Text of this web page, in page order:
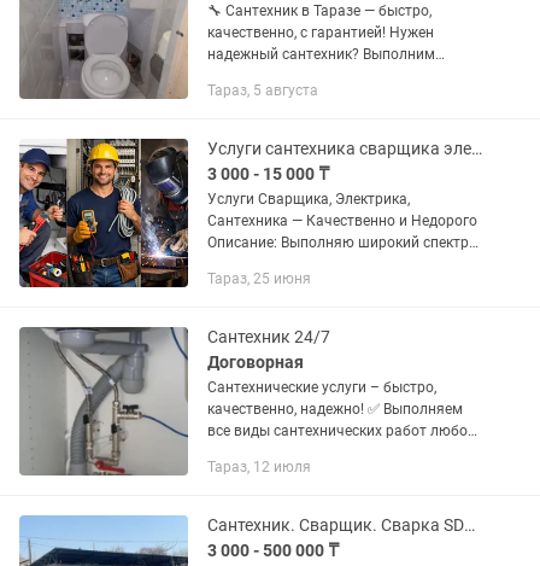
🔧 Сантехник в Таразе — быстро,
качественно, с гарантией! Нужен
надежный сантехник? Выполним
аккуратно и по доступным ценам!
систем...
Тараз, 5 августа
Услуги сантехника сварщика электрика
3 000 - 15 000 ₸
Услуги Сварщика, Электрика,
Сантехника — Качественно и Недорого
Описание: Выполняю широкий спектр
квартирах, частных домах и офисах.
Тараз, 25 июня
Сантехник 24/7
Договорная
Сантехнические услуги – быстро,
качественно, надежно! ✅ Выполняем
все виды сантехнических работ любой
городу – в течение 30 минут, работаем
Тараз, 12 июля
Сантехник. Сварщик. Сварка SDR трубы. Алмазное бурение
3 000 - 500 000 ₸